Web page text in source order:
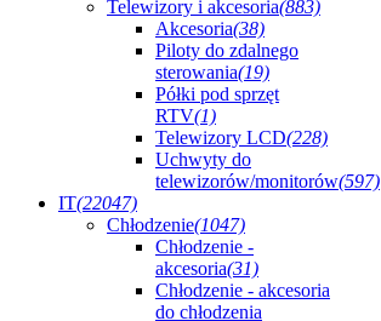
Telewizory i akcesoria(883)
Akcesoria(38)
Piloty do zdalnego
sterowania(19)
Półki pod sprzęt
RTV(1)
Telewizory LCD(228)
Uchwyty do
telewizorów/monitorów(597)
IT(22047)
Chłodzenie(1047)
Chłodzenie -
akcesoria(31)
Chłodzenie - akcesoria
do chłodzenia